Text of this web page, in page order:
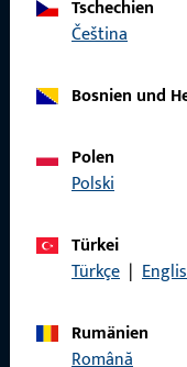
Tschechien
čeština
Bosnien und
Polen
Polski
Türkei
Türkçe |
Rumänien
Română